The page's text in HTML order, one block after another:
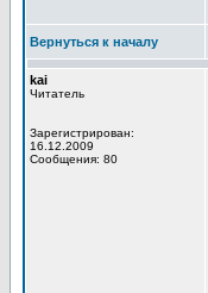
Вернуться к началу
kai
Читатель
Зарегистрирован:
16.12.2009
Сообщения: 80